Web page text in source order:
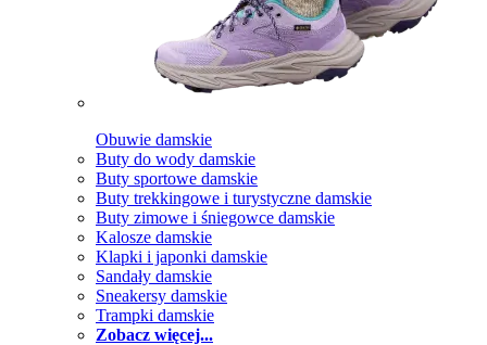
Obuwie damskie
Buty do wody damskie
Buty sportowe damskie
Buty trekkingowe i turystyczne damskie
Buty zimowe i śniegowce damskie
Kalosze damskie
Klapki i japonki damskie
Sandały damskie
Sneakersy damskie
Trampki damskie
Zobacz więcej...